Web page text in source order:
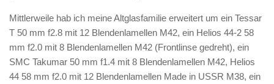
Mittlerweile hab ich meine Altglasfamilie erweitert um ein Tessar
T 50 mm f2.8 mit 12 Blendenlamellen M42, ein Helios 44-2 58
mm f2.0 mit 8 Blendenlamellen M42 (Frontlinse gedreht), ein
SMC Takumar 50 mm f1.4 mit 8 Blendenlamellen M42, Helios
44 58 mm f2.0 mit 12 Blendenlamellen Made in USSR M38, ein